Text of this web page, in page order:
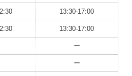
13:30-17:00
13:30-17:00
ー
ー